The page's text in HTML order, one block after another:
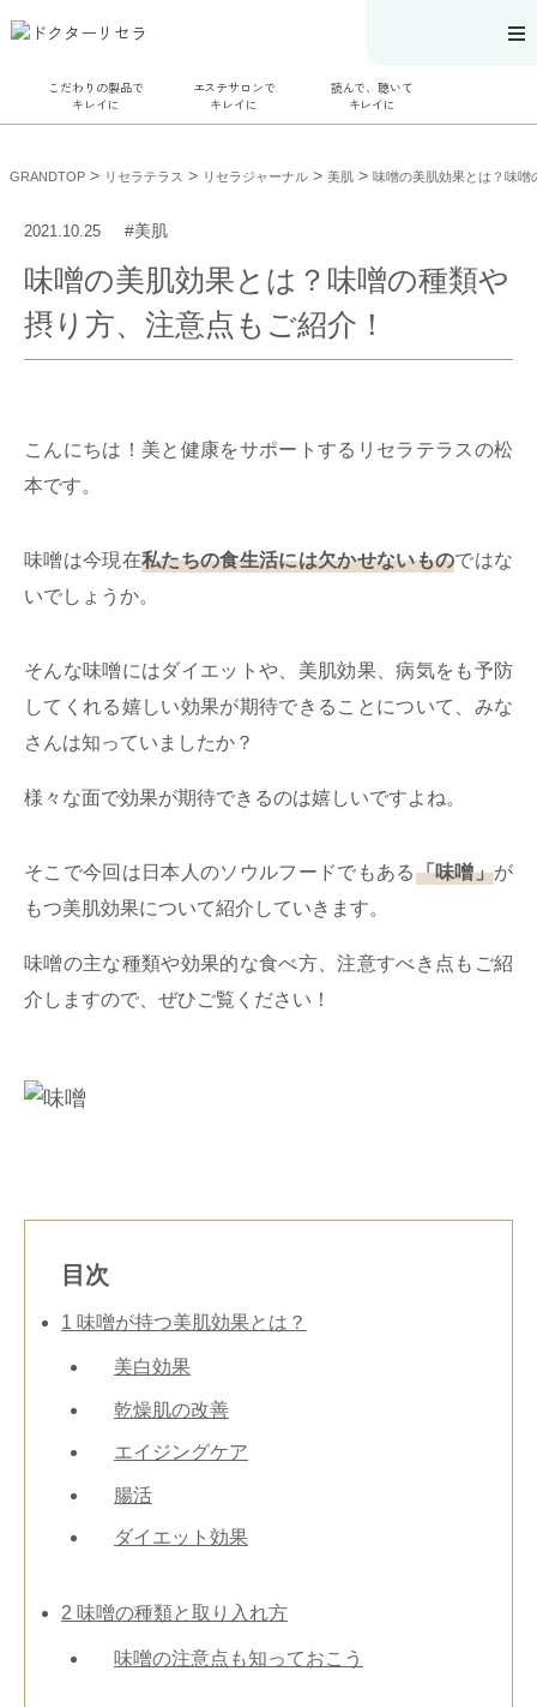
こだわりの製品で
キレイに
でキレイに
SERIES#02 水へ
のこだわり
SERIES#03 無
添加化粧品につ
いて
エステサロンで
キレイに
キレイに
いるサロンを探
す
リフティング認
定とは？
肌改善のプロと
は？
読んで、聴いて
キレイに
レイに
奥迫協子スペシ
ャルコンテンツ
お悩みから記事
を探す
ニキビ 日焼け
のしわ
るみ シミ
GRANDTOP > リセラテラス > リセラジャーナル > 美肌 > 味噌の美肌効果とは？味噌
2021.10.25 #美肌
味噌の美肌効果とは？味噌の種類や
摂り方、注意点もご紹介！
こんにちは！美と健康をサポートするリセラテラスの松
本です。
味噌は今現在私たちの食生活には欠かせないものではな
いでしょうか。
そんな味噌にはダイエットや、美肌効果、病気をも予防
してくれる嬉しい効果が期待できることについて、みな
さんは知っていましたか？
様々な面で効果が期待できるのは嬉しいですよね。
そこで今回は日本人のソウルフードでもある「味噌」が
もつ美肌効果について紹介していきます。
味噌の主な種類や効果的な食べ方、注意すべき点もご紹
介しますので、ぜひご覧ください！
目次
1 味噌が持つ美肌効果とは？
美白効果
乾燥肌の改善
エイジングケア
腸活
ダイエット効果
2 味噌の種類と取り入れ方
味噌の注意点も知っておこう